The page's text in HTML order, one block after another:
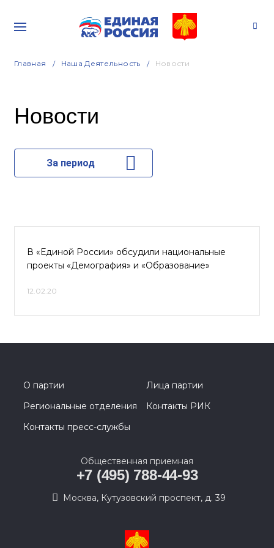
Главная Наша Деятельность Новости
Новости
За период
В «Единой России» обсудили национальные
проекты «Демография» и «Образование»
12.02.20
О партии
Лица партии
Региональные отделения
Контакты РИК
Контакты пресс-службы
Общественная приемная
+7 (495) 788-44-93
Москва, Кутузовский проспект, д. 39